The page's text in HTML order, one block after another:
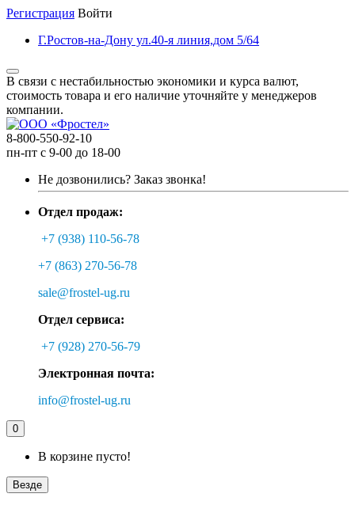
Регистрация Войти
Г.Ростов-на-Дону ул.40-я линия,дом 5/64
В связи с нестабильностью экономики и курса валют,
стоимость товара и его наличие уточняйте у менеджеров
компании.
8-800-550-92-10
пн-пт с 9-00 до 18-00
Не дозвонились? Заказ звонка!
Отдел продаж:
+7 (938) 110-56-78
+7 (863) 270-56-78
sale@frostel-ug.ru
Отдел сервиса:
+7 (928) 270-56-79
Электронная почта:
info@frostel-ug.ru
0
В корзине пусто!
Везде